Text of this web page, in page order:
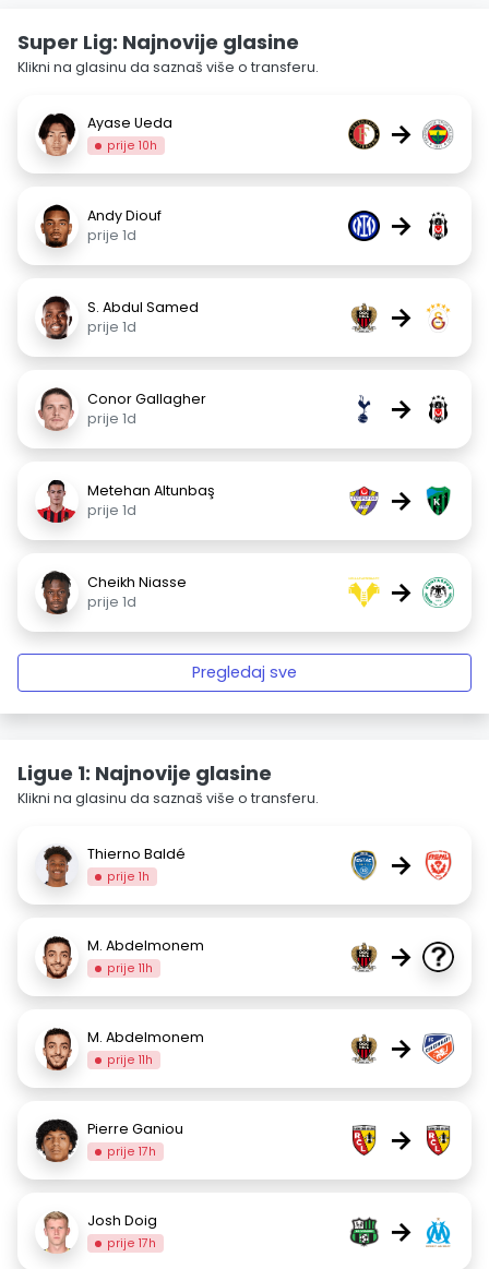
Super Lig: Najnovije glasine
Klikni na glasinu da saznaš više o transferu.
Ayase Ueda
prije 10h →
Andy Diouf
prije 1d
→
S. Abdul Samed
prije 1d
→
Conor Gallagher
prije 1d
→
Metehan Altunbaş
prije 1d
→
Cheikh Niasse
prije 1d
→
Pregledaj sve
Ligue 1: Najnovije glasine
Klikni na glasinu da saznaš više o transferu.
Thierno Baldé
prije 1h →
M. Abdelmonem
prije 11h →
M. Abdelmonem
prije 11h →
Pierre Ganiou
prije 17h →
Josh Doig
prije 17h →